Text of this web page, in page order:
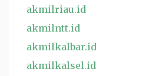
akmilriau.id
akmilntt.id
akmilkalbar.id
akmilkalsel.id